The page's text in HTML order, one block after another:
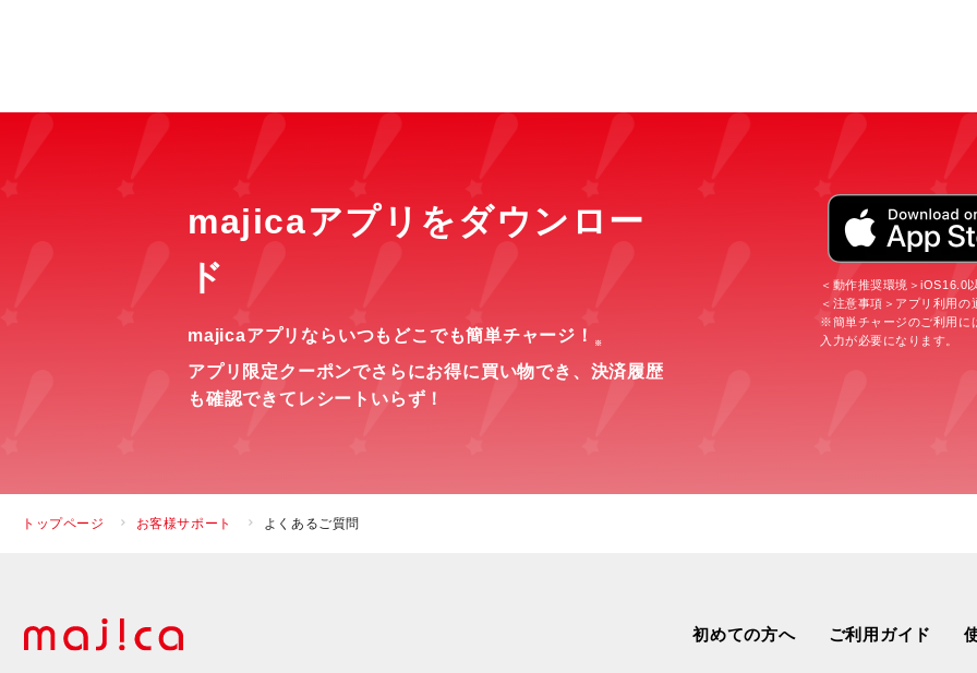
majicaアプリをダウンロー
ド
majicaアプリならいつもどこでも簡単チャージ！ ※
アプリ限定クーポンでさらにお得に買い物でき、 決済履歴
も確認できてレシートいらず！
＜動作推奨環境＞iOS16.0
＜注意事項＞アプリ利用の
※簡単チャージのご利用に
入力が必要になります。
トップページ お客様サポート よくあるご質問
初めての方へ ご利用ガイド